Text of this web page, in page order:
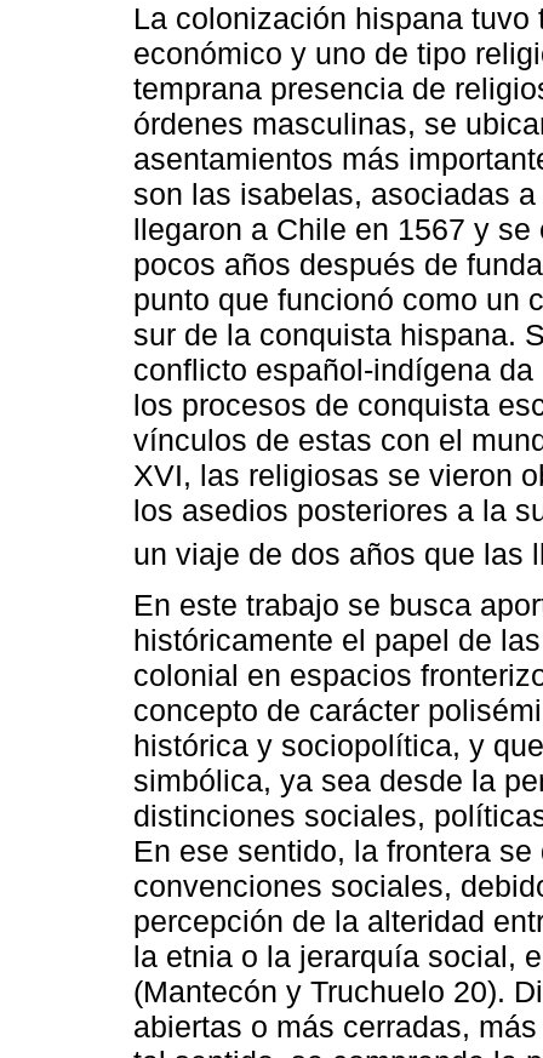
La colonización hispana
económico y uno de tipo
temprana presencia de
órdenes masculinas, se
asentamientos más
son las isabelas, asociadas
llegaron a Chile en 1567 y
pocos años después de
punto que funcionó como un
sur de la conquista hispana.
conflicto español-indígena
los procesos de conquista
vínculos de estas con el
XVI, las religiosas se vieron
los asedios posteriores a la
un viaje de dos años que las
En este trabajo se busca
históricamente el papel de
colonial en espacios
concepto de carácter
histórica y sociopolítica, y
simbólica, ya sea desde la
distinciones sociales,
En ese sentido, la frontera
convenciones sociales,
percepción de la alteridad
la etnia o la jerarquía social,
(Mantecón y Truchuelo 20).
abiertas o más cerradas,